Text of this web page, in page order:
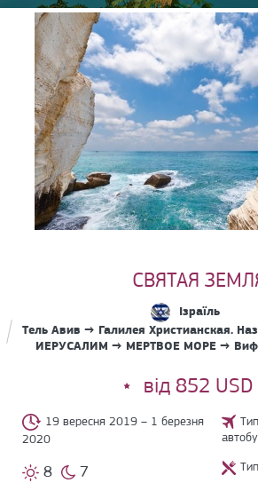
СВЯТАЯ
Ізраїль
Тель Авив → Галилея Христианская.
ИЕРУСАЛИМ → МЕРТВОЕ МОРЕ →
від 852 USD
19 вересня 2019 – 1 березня
2020
8 7